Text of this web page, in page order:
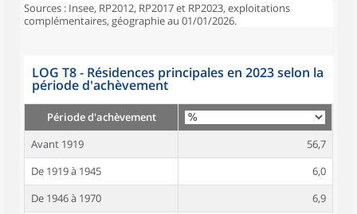
Sources : Insee, RP2012, RP2017 et RP2023, exploitations
complémentaires, géographie au 01/01/2026.
LOG T8 - Résidences principales en 2023 selon la
période d'achèvement
Période d'achèvement
Avant 1919
56,7
De 1919 à 1945
6,0
De 1946 à 1970
6,9